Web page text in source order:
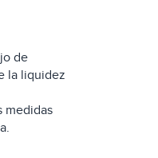
de
la liquidez
medidas